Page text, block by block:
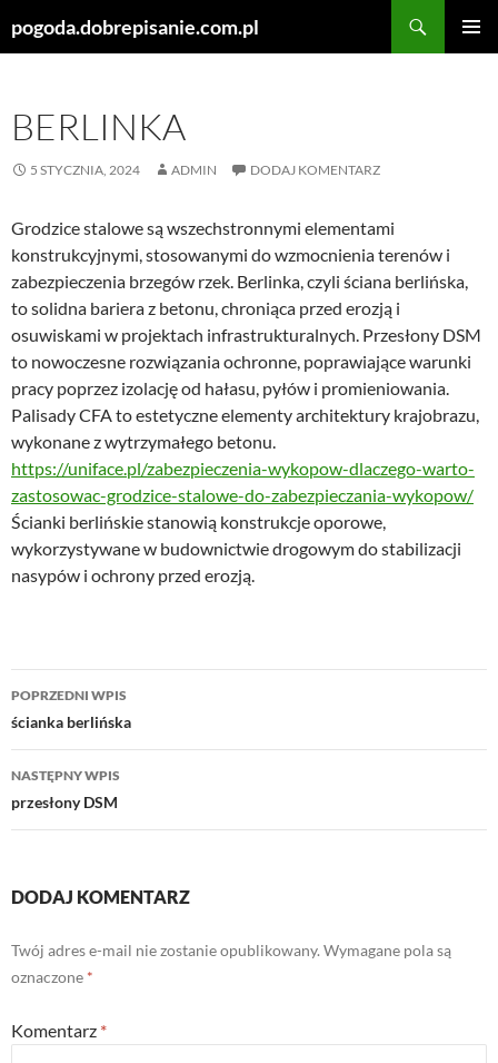
pogoda.dobrepisanie.com.pl
BERLINKA
5 STYCZNIA, 2024 ADMIN DODAJ KOMENTARZ
Grodzice stalowe są wszechstronnymi elementami
konstrukcyjnymi, stosowanymi do wzmocnienia terenów i
zabezpieczenia brzegów rzek. Berlinka, czyli ściana berlińska,
to solidna bariera z betonu, chroniąca przed erozją i
osuwiskami w projektach infrastrukturalnych. Przesłony DSM
to nowoczesne rozwiązania ochronne, poprawiające warunki
pracy poprzez izolację od hałasu, pyłów i promieniowania.
Palisady CFA to estetyczne elementy architektury krajobrazu,
wykonane z wytrzymałego betonu.
https://uniface.pl/zabezpieczenia-wykopow-dlaczego-warto-
zastosowac-grodzice-stalowe-do-zabezpieczania-wykopow/
Ścianki berlińskie stanowią konstrukcje oporowe,
wykorzystywane w budownictwie drogowym do stabilizacji
nasypów i ochrony przed erozją.
Nawigacja
wpisu
POPRZEDNI WPIS
ścianka berlińska
NASTĘPNY WPIS
przesłony DSM
DODAJ KOMENTARZ
Twój adres e-mail nie zostanie opublikowany. Wymagane pola są
oznaczone *
Komentarz *